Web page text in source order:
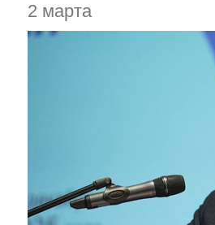
2 марта